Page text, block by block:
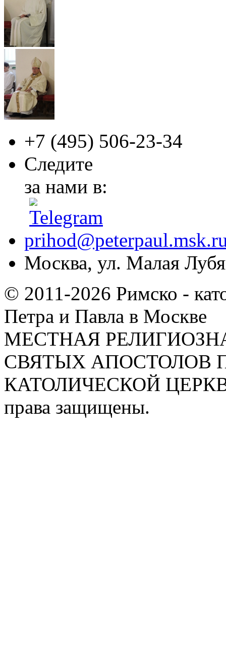
+7 (495) 506-23-34
Следите
за нами в:
Москва, ул. Малая
© 2011-2026 Римско -
Петра и Павла в Москве
МЕСТНАЯ
СВЯТЫХ АПОСТОЛОВ
КАТОЛИЧЕСКОЙ
права защищены.